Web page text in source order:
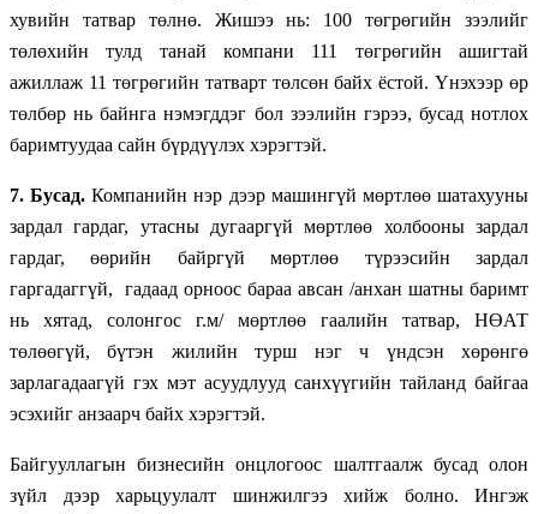
хувийн татвар төлнө. Жишээ нь: 100 төгрөгийн зээлийг
төлөхийн тулд танай компани 111 төгрөгийн ашигтай
ажиллаж 11 төгрөгийн татварт төлсөн байх ёстой. Үнэхээр өр
төлбөр нь байнга нэмэгддэг бол зээлийн гэрээ, бусад нотлох
баримтуудаа сайн бүрдүүлэх хэрэгтэй.
7. Бусад.Компанийн нэр дээр машингүй мөртлөө шатахууны
зардал гардаг, утасны дугааргүй мөртлөө холбооны зардал
гардаг, өөрийн байргүй мөртлөө түрээсийн зардал
гаргадаггүй, гадаад орноос бараа авсан /анхан шатны баримт
нь хятад, солонгос г.м/ мөртлөө гаалийн татвар, НӨАТ
төлөөгүй, бүтэн жилийн турш нэг ч үндсэн хөрөнгө
зарлагадаагүй гэх мэт асуудлууд санхүүгийн тайланд байгаа
эсэхийг анзаарч байх хэрэгтэй.
Байгууллагын бизнесийн онцлогоос шалтгаалж бусад олон
зүйл дээр харьцуулалт шинжилгээ хийж болно. Ингэж